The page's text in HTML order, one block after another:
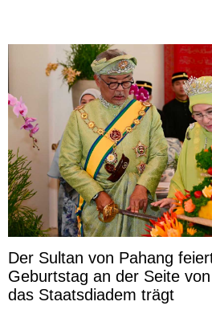
Der Sultan von Pahang
Geburtstag an der Seite
das Staatsdiadem trägt